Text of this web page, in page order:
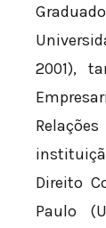
2001),
Direito
Paulo